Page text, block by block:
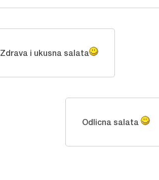
Zdrava i ukusna salata
Odlicna salata